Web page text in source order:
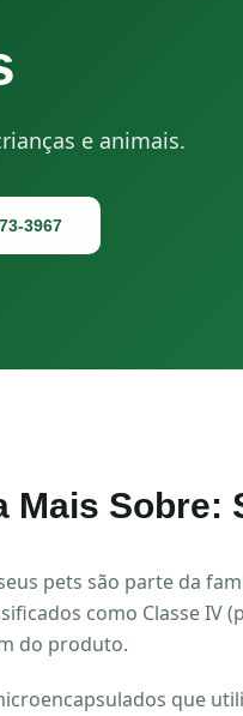
e animais.
3967
Mais Sobre:
pets são parte da
como Classe IV
do produto.
que